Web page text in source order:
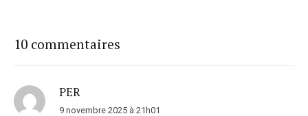
10 commentaires
PER
9 novembre 2025 à 21h01